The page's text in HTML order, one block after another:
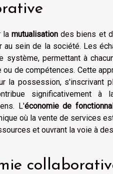
lamutualisation des biens et
au sein de la société. Les
permettant à
de compétences. Cette
la possession, s'inscrivant
significativement
L'économie de
où la vente de services
et ouvrant la voie à